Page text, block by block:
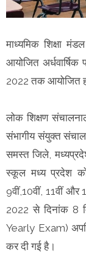
माध्यमिक शिक्षा
आयोजित
2022 तक आयोजित
लोक शिक्षण
संभागीय संयुक्त
समस्त जिले,
स्कूल मध्य प्रदेश
9वीं,10वीं, 11वीं और
2022 से दिनांक 8
Yearly Exam)
कर दी गई है।